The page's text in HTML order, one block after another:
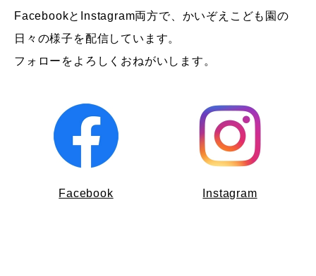
FacebookとInstagram両方で、かいぞえこども園の
日々の様子を配信しています。
フォローをよろしくおねがいします。
Facebook Instagram